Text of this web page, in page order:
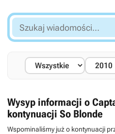
Szukaj
wiadomości...
Wysyp informacji o
kontynuacji So Blonde
Wspominaliśmy już o kontynuacji